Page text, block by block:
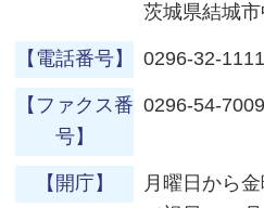
茨城県結城
【電話番号】 0296-32-
【ファクス番
号】
0296-54-7009
【開庁】
月曜日から